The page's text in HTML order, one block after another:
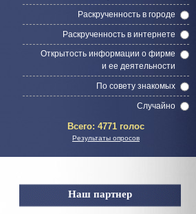
Раскрученность в городе
Раскрученность в интернете
Открытость информации о фирме
и ее деятельности
По совету знакомых
Случайно
Всего: 4771 голос
Результаты опросов
Наш партнер